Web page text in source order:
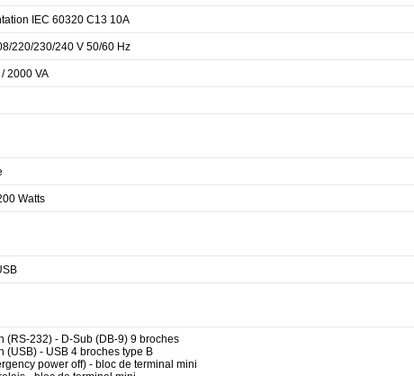
IEC 60320 C13 10A
220/230/240 V 50/60 Hz
2000 VA
Watts
(RS-232) - D-Sub (DB-9) 9 broches
(USB) - USB 4 broches type B
power off) - bloc de terminal mini